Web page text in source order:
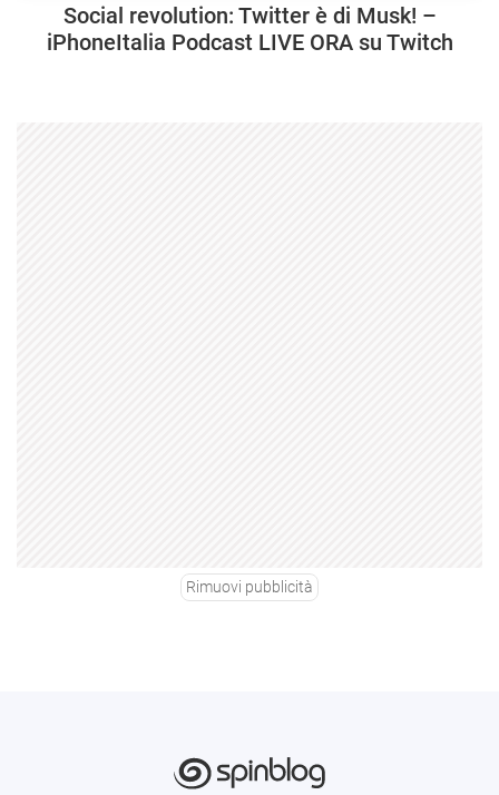
Social revolution: Twitter è di Musk! –
iPhoneItalia Podcast LIVE ORA su Twitch
Rimuovi pubblicità